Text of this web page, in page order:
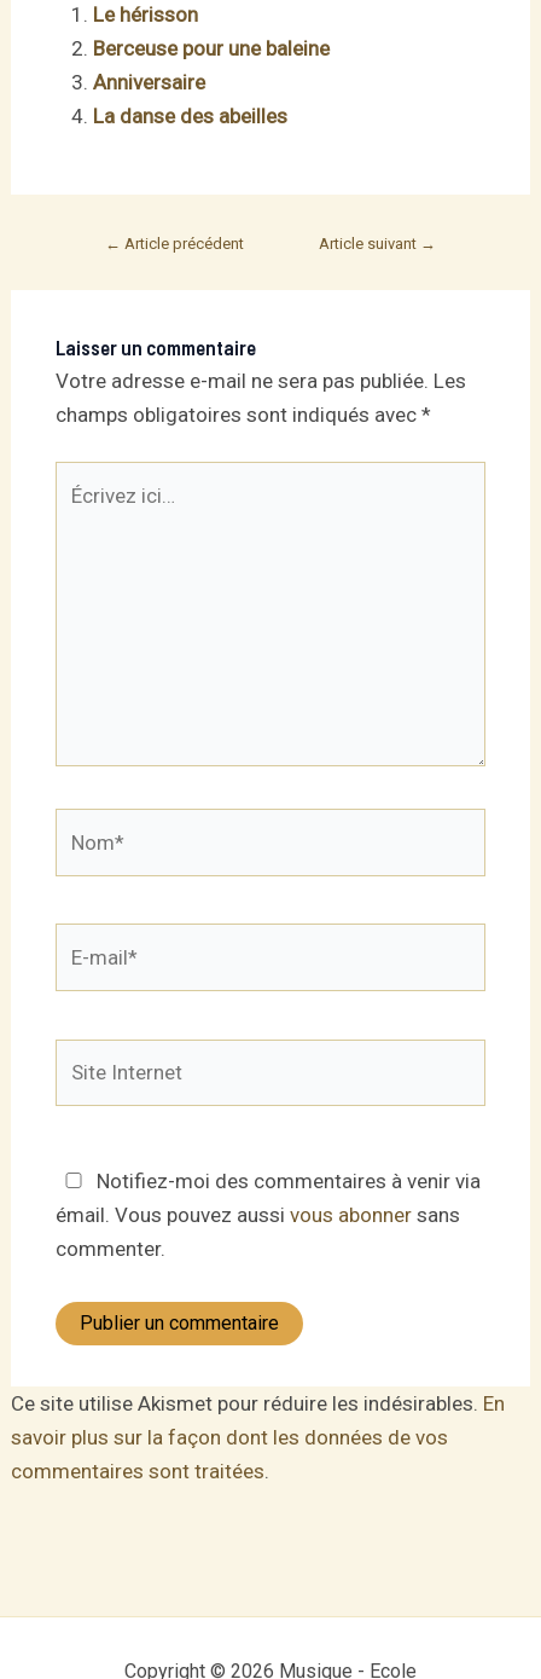
Le hérisson
Berceuse pour une baleine
Anniversaire
La danse des abeilles
Post
← Article précédent Article suivant →
Laisser un commentaire
Votre adresse e-mail ne sera pas publiée. Les
champs obligatoires sont indiqués avec *
Notifiez-moi des commentaires à venir via
émail. Vous pouvez aussi vous abonnersans
commenter.
Ce site utilise Akismet pour réduire les indésirables. En
savoir plus sur la façon dont les données de vos
commentaires sont traitées.
Copyright © 2026 Musique - Ecole